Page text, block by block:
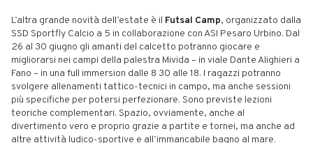
L’altra grande novità dell’estate è il Futsal Camp, organizzato dalla
SSD Sportfly Calcio a 5 in collaborazione con ASI Pesaro Urbino. Dal
26 al 30 giugno gli amanti del calcetto potranno giocare e
migliorarsi nei campi della palestra Mivida – in viale Dante Alighieri a
Fano – in una full immersion dalle 8 30 alle 18. I ragazzi potranno
svolgere allenamenti tattico-tecnici in campo, ma anche sessioni
più specifiche per potersi perfezionare. Sono previste lezioni
teoriche complementari. Spazio, ovviamente, anche al
divertimento vero e proprio grazie a partite e tornei, ma anche ad
altre attività ludico-sportive e all’immancabile bagno al mare.